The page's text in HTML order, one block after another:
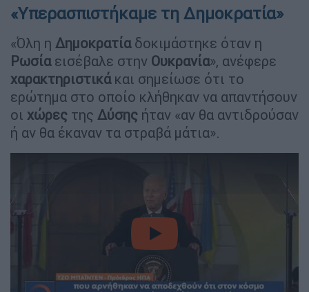
«Υπερασπιστήκαμε τη Δημοκρατία»
«Όλη η Δημοκρατίαδοκιμάστηκε όταν η
Ρωσίαεισέβαλε στην Ουκρανία», ανέφερε
χαρακτηριστικάκαι σημείωσε ότι το
ερώτημα στο οποίο κλήθηκαν να απαντήσουν
οι χώρες της Δύσης ήταν «αν θα αντιδρούσαν
ή αν θα έκαναν τα στραβά μάτια».
video